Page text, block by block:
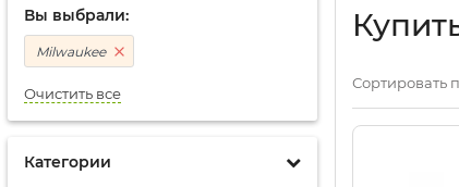
Вы выбрали:
Milwaukee
Очистить все
Категории
Сортировать